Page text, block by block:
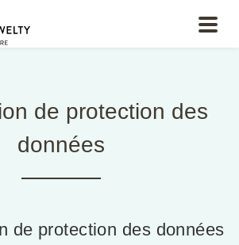
de protection des
données
de protection des données